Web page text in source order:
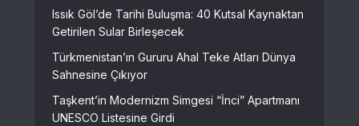
Issık Göl’de Tarihi Buluşma: 40 Kutsal Kaynaktan
Getirilen Sular Birleşecek
Türkmenistan’ın Gururu Ahal Teke Atları Dünya
Sahnesine Çıkıyor
Taşkent’in Modernizm Simgesi “İnci” Apartmanı
UNESCO Listesine Girdi